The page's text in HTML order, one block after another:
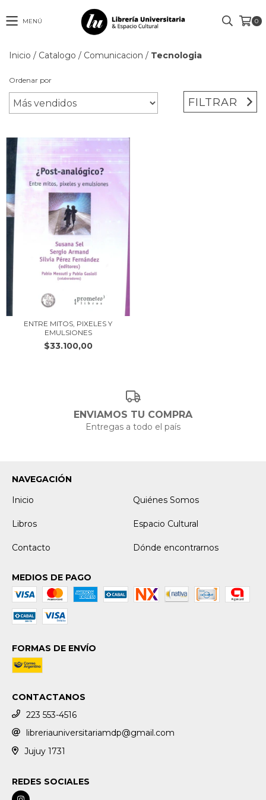
MENÚ 0
Inicio / Catalogo / Comunicacion / Tecnologia
Ordenar por
FILTRAR
ENTRE MITOS, PIXELES Y
EMULSIONES
$33.100,00
ENVIAMOS TU COMPRA
Entregas a todo el país
NAVEGACIÓN
Inicio
Quiénes Somos
Libros Espacio Cultural
Contacto Dónde encontrarnos
MEDIOS DE PAGO
FORMAS DE ENVÍO
CONTACTANOS
223 553-4516
libreriauniversitariamdp@gmail.com
Jujuy 1731
REDES SOCIALES